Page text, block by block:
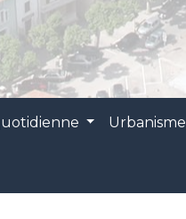
Urbanisme